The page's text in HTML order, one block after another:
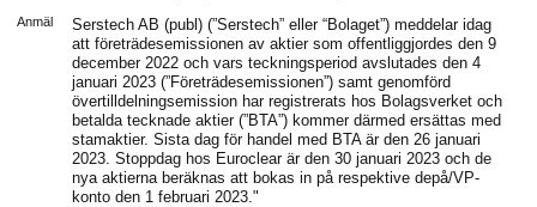
Anmäl
Serstech AB (publ) (”Serstech” eller “Bolaget”) meddelar idag
att företrädesemissionen av aktier som offentliggjordes den 9
december 2022 och vars teckningsperiod avslutades den 4
januari 2023 (”Företrädesemissionen”) samt genomförd
övertilldelningsemission har registrerats hos Bolagsverket och
betalda tecknade aktier (”BTA”) kommer därmed ersättas med
stamaktier. Sista dag för handel med BTA är den 26 januari
2023. Stoppdag hos Euroclear är den 30 januari 2023 och de
nya aktierna beräknas att bokas in på respektive depå/VP-
konto den 1 februari 2023."